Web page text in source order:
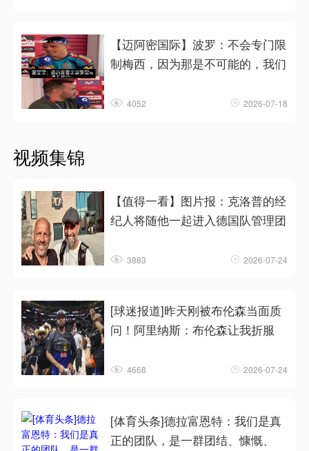
【迈阿密国际】波罗：不会专门限
制梅西，因为那是不可能的，我们
4052 2026-07-18
视频集锦
【值得一看】图片报：克洛普的经
纪人将随他一起进入德国队管理团
3883 2026-07-24
[球迷报道]昨天刚被布伦森当面质
问！阿里纳斯：布伦森让我折服
4668 2026-07-24
[体育头条]德拉富恩特：我们是真
正的团队，是一群团结、慷慨、